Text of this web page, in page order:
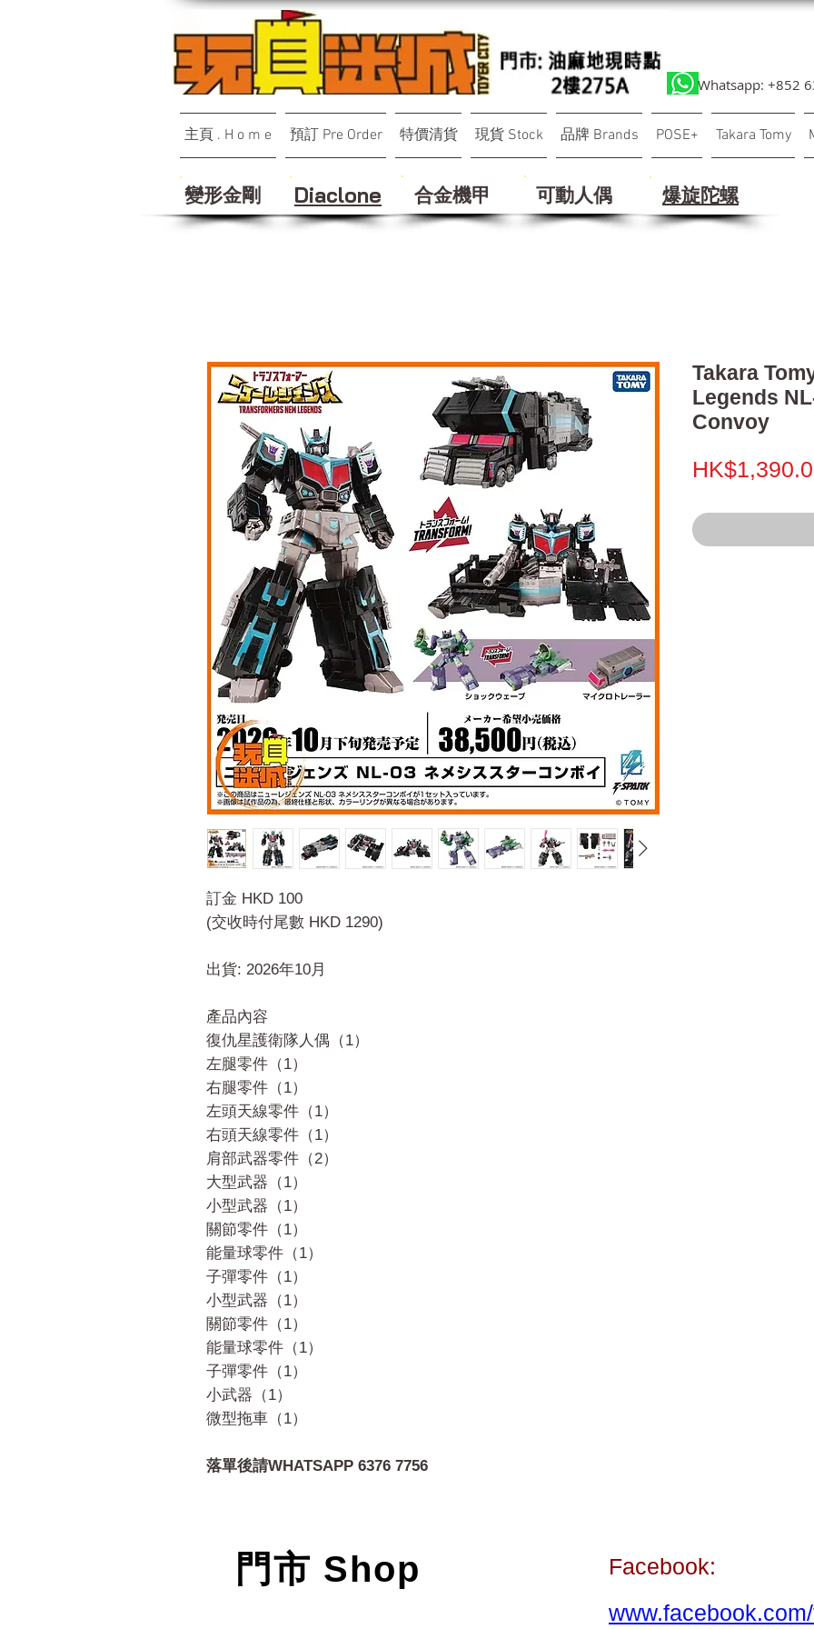
Whatsapp: +852
主頁 . H o m e 預訂 Pre Order 特價清貨 現貨 Stock 品牌 Brands POSE+ Takara Tomy
變形金剛 Diaclone 合金機甲 可動人偶 ​爆旋陀螺
訂金 HKD 100
(交收時付尾數 HKD 1290)
出貨: 2026年10月
產品內容
復仇星護衛隊人偶（1）
左腿零件（1）
右腿零件（1）
左頭天線零件（1）
右頭天線零件（1）
肩部武器零件（2）
大型武器（1）
小型武器（1）
關節零件（1）
能量球零件（1）
子彈零件（1）
小型武器（1）
關節零件（1）
能量球零件（1）
子彈零件（1）
小武器（1）
微型拖車（1）
落單後請WHATSAPP 6376 7756
Takara
Legends
Convoy
門市 Shop
Facebook: